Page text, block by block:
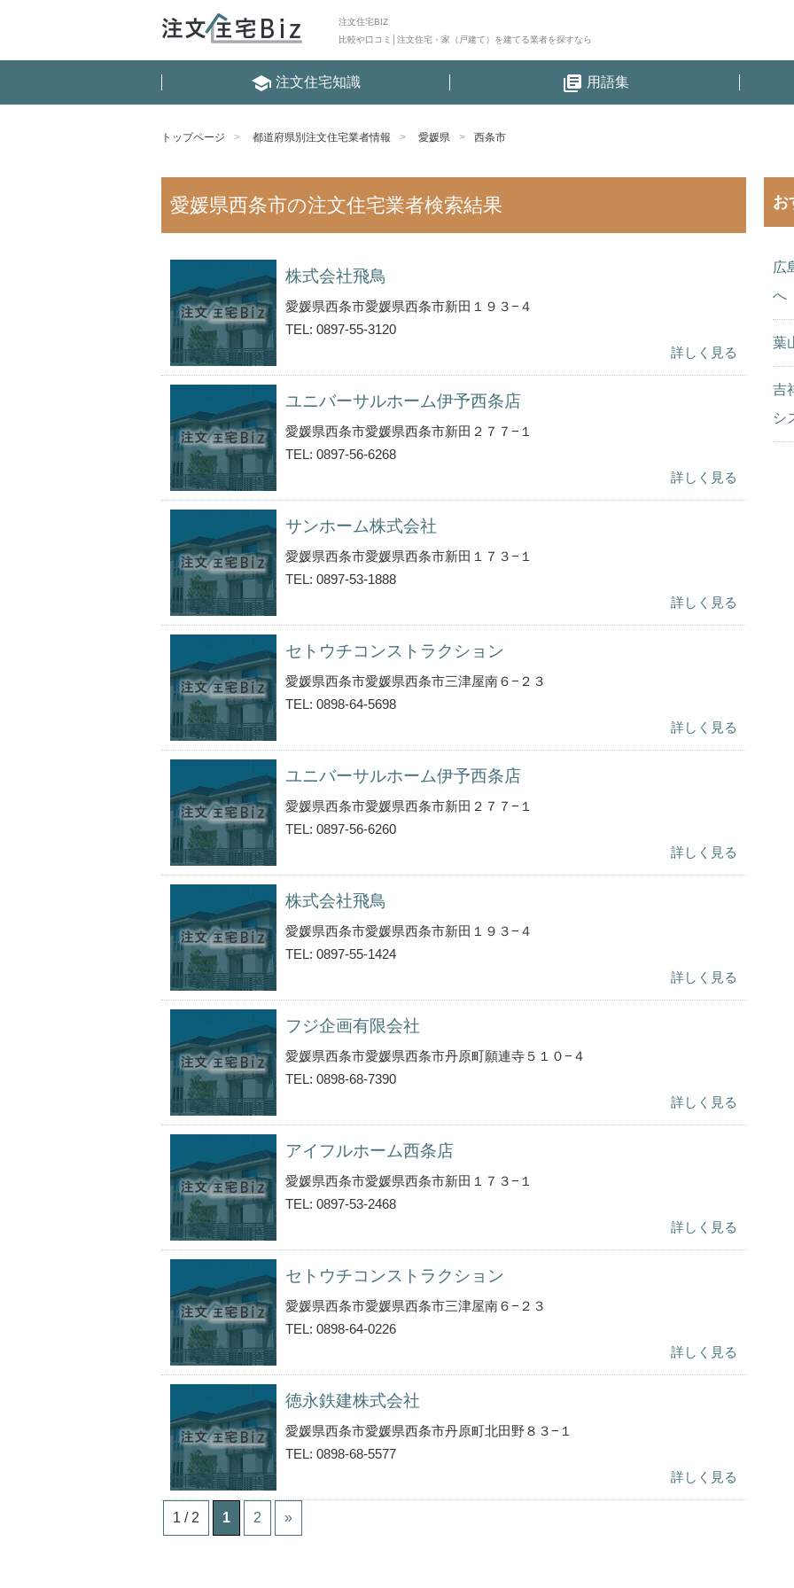
注文住宅BIZ
比較や口コミ│注文住宅・家（戸建て）を建てる業者を探すなら
school 注文住宅知識 library_books 用語集
トップページ 都道府県別注文住宅業者情報 愛媛県 西条市
愛媛県西条市の注文住宅業者検索結果
株式会社飛鳥
愛媛県西条市愛媛県西条市新田１９３−４
TEL: 0897-55-3120
詳しく見る
ユニバーサルホーム伊予西条店
愛媛県西条市愛媛県西条市新田２７７−１
TEL: 0897-56-6268
詳しく見る
サンホーム株式会社
愛媛県西条市愛媛県西条市新田１７３−１
TEL: 0897-53-1888
詳しく見る
セトウチコンストラクション
愛媛県西条市愛媛県西条市三津屋南６−２３
TEL: 0898-64-5698
詳しく見る
ユニバーサルホーム伊予西条店
愛媛県西条市愛媛県西条市新田２７７−１
TEL: 0897-56-6260
詳しく見る
株式会社飛鳥
愛媛県西条市愛媛県西条市新田１９３−４
TEL: 0897-55-1424
詳しく見る
フジ企画有限会社
愛媛県西条市愛媛県西条市丹原町願連寺５１０−４
TEL: 0898-68-7390
詳しく見る
アイフルホーム西条店
愛媛県西条市愛媛県西条市新田１７３−１
TEL: 0897-53-2468
詳しく見る
セトウチコンストラクション
愛媛県西条市愛媛県西条市三津屋南６−２３
TEL: 0898-64-0226
詳しく見る
徳永鉄建株式会社
愛媛県西条市愛媛県西条市丹原町北田野８３−１
TEL: 0898-68-5577
詳しく見る
1 / 2 1 2 »
お
広
へ
葉
吉
シ